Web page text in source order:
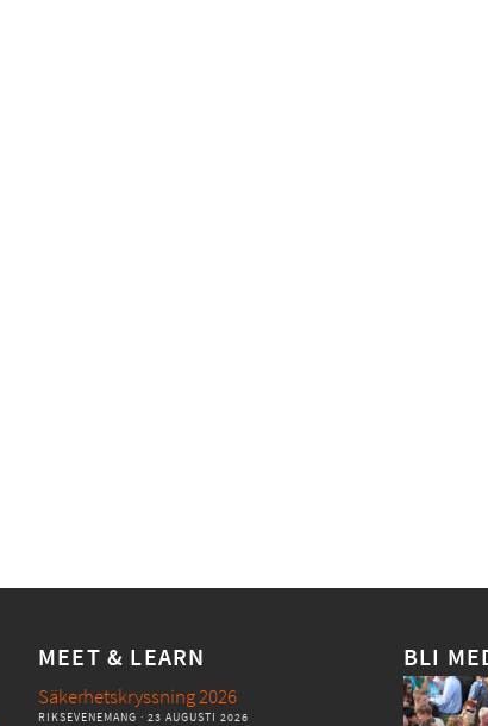
MEET & LEARN
Säkerhetskryssning 2026
RIKSEVENEMANG · 23 AUGUSTI 2026
BLI